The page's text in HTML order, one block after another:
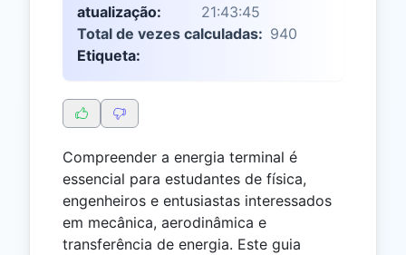
atualização:
21:43:45
Total de vezes calculadas: 940
Etiqueta:
Compreender a energia terminal é
essencial para estudantes de física,
engenheiros e entusiastas interessados
em mecânica, aerodinâmica e
transferência de energia. Este guia